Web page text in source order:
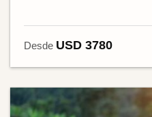
Desde USD 3780